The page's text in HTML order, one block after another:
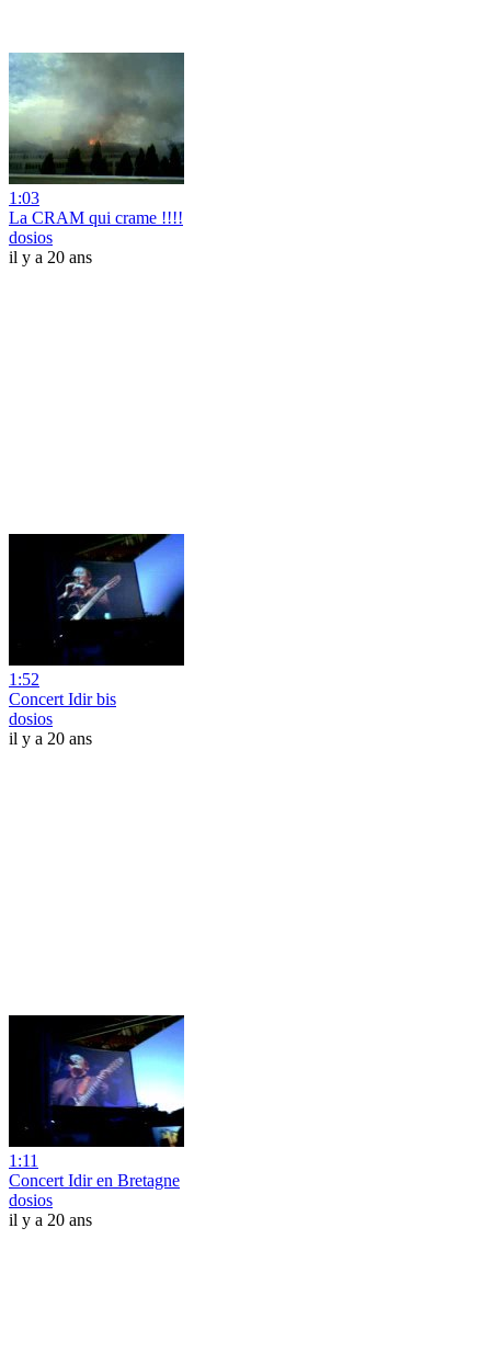
1:03
La CRAM qui crame !!!!
dosios
il y a 20 ans
1:52
Concert Idir bis
dosios
il y a 20 ans
1:11
Concert Idir en Bretagne
dosios
il y a 20 ans